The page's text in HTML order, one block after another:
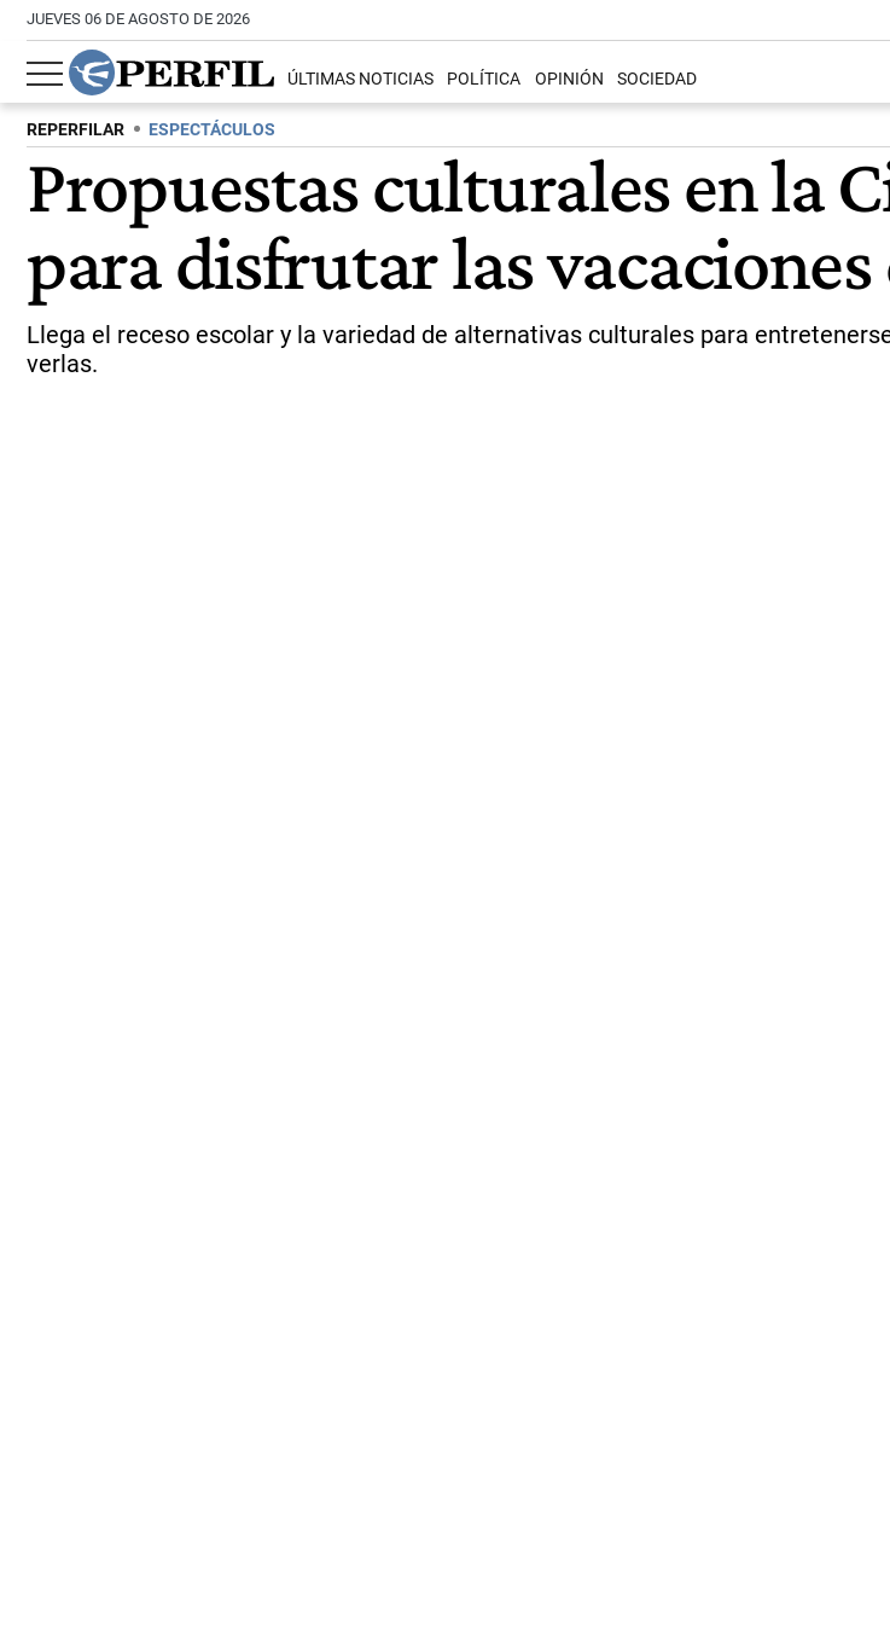
JUEVES 06 DE AGOSTO DE 2026
ÚLTIMAS NOTICIAS POLÍTICA OPINIÓN SOCIEDAD
REPERFILAR ESPECTÁCULOS
Propuestas culturales en la
para disfrutar las
Llega el receso escolar y la variedad de alternativas culturales para
verlas.